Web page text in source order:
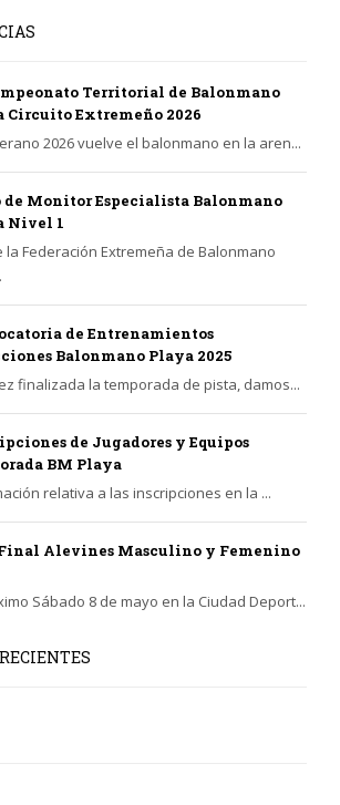
Territorial de Balonmano
Circuito Extremeño 2026
2026 vuelve el balonmano en la aren...
de Monitor Especialista Balonmano
Nivel 1
la Federación Extremeña de Balonmano
de Entrenamientos
Balonmano Playa 2025
finalizada la temporada de pista, damos...
de Jugadores y Equipos
BM Playa
relativa a las inscripciones en la ...
Final Alevines Masculino y Femenino
Sábado 8 de mayo en la Ciudad Deport...